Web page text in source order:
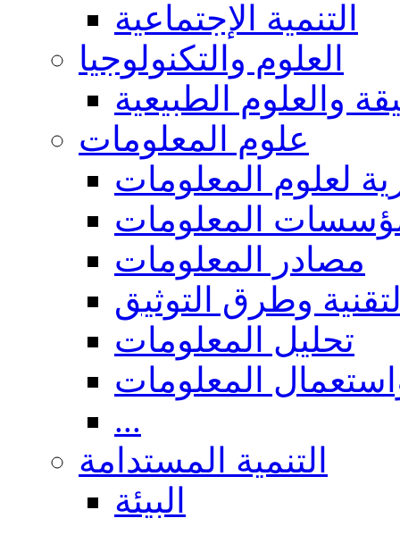
التنمية الإجتماعية
العلوم والتكنولوجيا
والعلوم الطبيعية
علوم المعلومات
لعلوم المعلومات
المعلومات
مصادر المعلومات
وطرق التوثيق
تحليل المعلومات
المعلومات
...
التنمية المستدامة
البيئة